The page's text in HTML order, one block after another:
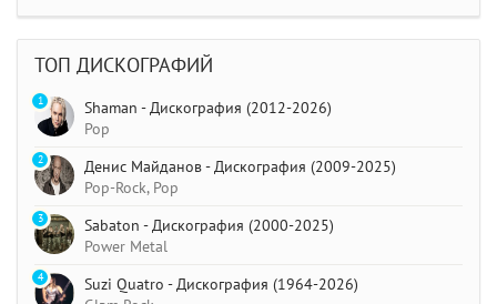
ТОП ДИСКОГРАФИЙ
Shaman - Дискография (2012-2026)
Pop
1
Денис Майданов - Дискография (2009-2025)
Pop-Rock, Pop
2
Sabaton - Дискография (2000-2025)
Power Metal
3
Suzi Quatro - Дискография (1964-2026)
4